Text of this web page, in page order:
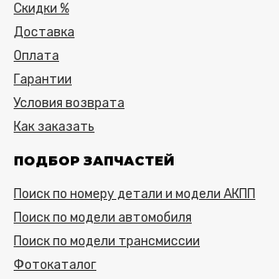
Скидки %
Доставка
Оплата
Гарантии
Условия возврата
Как заказать
ПОДБОР ЗАПЧАСТЕЙ
Поиск по номеру детали и модели АКПП
Поиск по модели автомобиля
Поиск по модели трансмиссии
Фотокаталог